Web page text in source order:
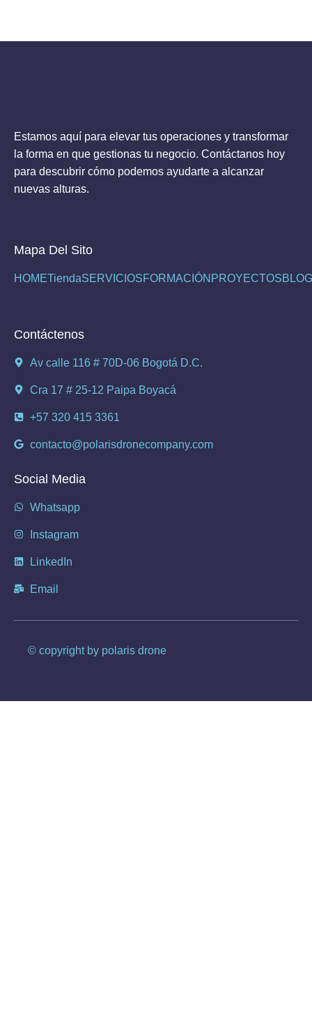
Estamos aquí para elevar tus operaciones y transformar
la forma en que gestionas tu negocio. Contáctanos hoy
para descubrir cómo podemos ayudarte a alcanzar
nuevas alturas.
Mapa Del Sito
HOMETiendaSERVICIOSFORMACIÓN PROYECTOSBLOG
Contáctenos
Av calle 116 # 70D-06 Bogotá D.C.
Cra 17 # 25-12 Paipa Boyacá
+57 320 415 3361
contacto@polarisdronecompany.com
Social Media
Whatsapp
Instagram
LinkedIn
Email
© copyright by polaris drone